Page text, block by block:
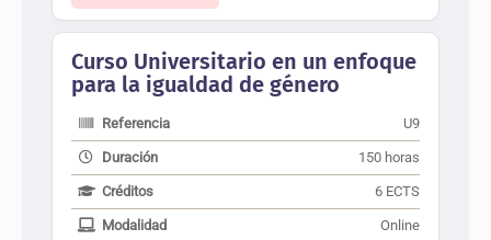
Curso Universitario en un enfoque
para la igualdad de género
Referencia U9
Duración 150 horas
Créditos 6 ECTS
Modalidad
Online